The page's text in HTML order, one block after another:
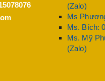
Mạ Kẽm 2K Galant
ứng dụng rộng rãi trong các
lan can, cửa sắt mạ kẽm.
(Zalo)
Ms
Ms. Bích:
Ms. Mỹ
(Zalo)